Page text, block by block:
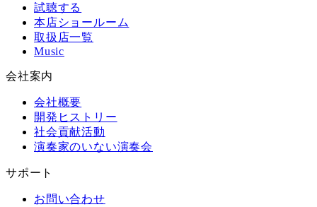
試聴する
本店ショールーム
取扱店一覧
Music
会社案内
会社概要
開発ヒストリー
社会貢献活動
演奏家のいない演奏会
サポート
お問い合わせ